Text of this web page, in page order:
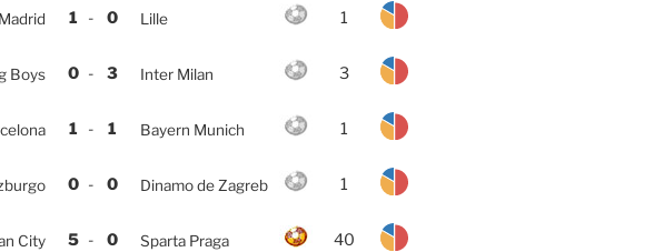
1 - 0 Lille 1
Boys 0 - 3 Inter Milan 3
1 - 1 Bayern Munich 1
0 - 0 Dinamo de Zagreb 1
City 5 - 0 Sparta Praga 40